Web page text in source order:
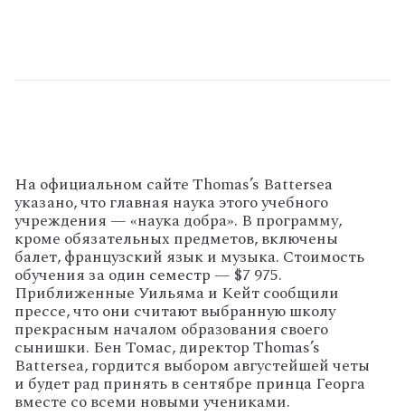
Наофициальном сайтеThomas’s Battersea
указано,чтоглавная наукаэтогоучебного
учреждения — «наукадобра». В программу,
кроме обязательных предметов,включены
балет,французский языки музыка. Стоимость
обучения заодин семестр — $7 975.
ПриближенныеУильямаи Кейтсообщили
прессе,чтоони считаютвыбраннуюшколу
прекрасным началом образования своего
сынишки. БенТомас,директорThomas’s
Battersea,гордится выбором августейшейчеты
и будетрад принятьвсентябре принцаГеорга
вместе совсеми новымиучениками.